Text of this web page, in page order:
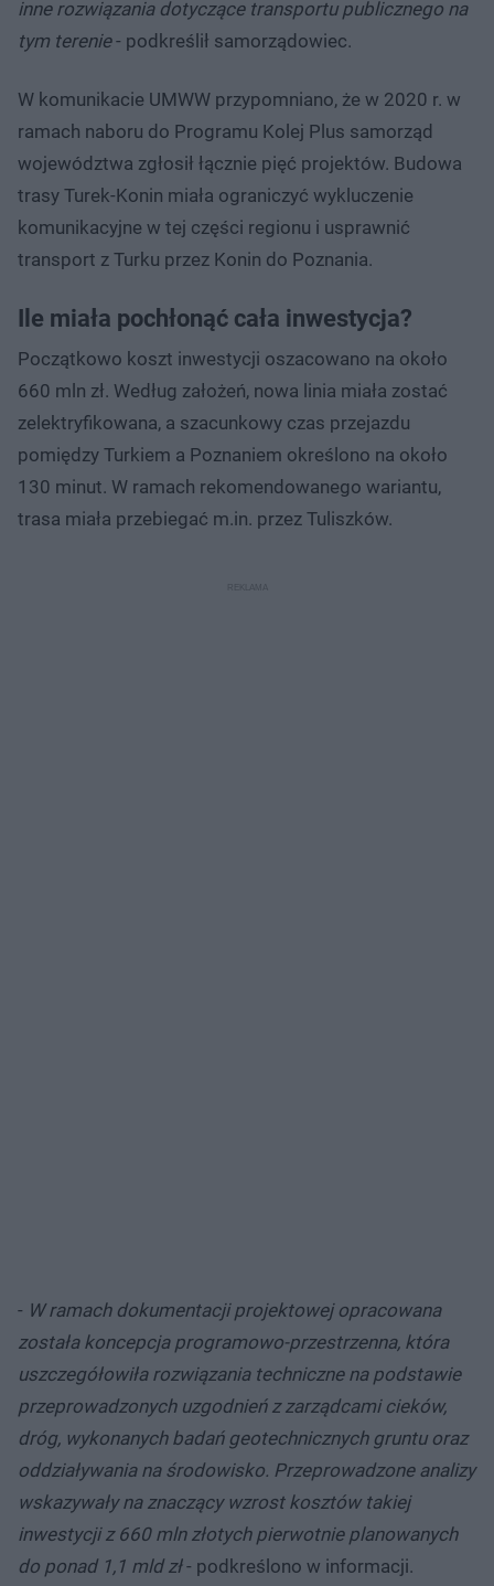
inne rozwiązania dotyczące transportu publicznego na
tym terenie- podkreślił samorządowiec.
W komunikacie UMWW przypomniano, że w 2020 r. w
ramach naboru do Programu Kolej Plus samorząd
województwa zgłosił łącznie pięć projektów. Budowa
trasy Turek-Konin miała ograniczyć wykluczenie
komunikacyjne w tej części regionu i usprawnić
transport z Turku przez Konin do Poznania.
Ile miała pochłonąć cała inwestycja?
Początkowo koszt inwestycji oszacowano na około
660 mln zł. Według założeń, nowa linia miała zostać
zelektryfikowana, a szacunkowy czas przejazdu
pomiędzy Turkiem a Poznaniem określono na około
130 minut. W ramach rekomendowanego wariantu,
trasa miała przebiegać m.in. przez Tuliszków.
- W ramach dokumentacji projektowej opracowana
została koncepcja programowo-przestrzenna, która
uszczegółowiła rozwiązania techniczne na podstawie
przeprowadzonych uzgodnień z zarządcami cieków,
dróg, wykonanych badań geotechnicznych gruntu oraz
oddziaływania na środowisko. Przeprowadzone analizy
wskazywały na znaczący wzrost kosztów takiej
inwestycji z 660 mln złotych pierwotnie planowanych
do ponad 1,1 mld zł- podkreślono w informacji.